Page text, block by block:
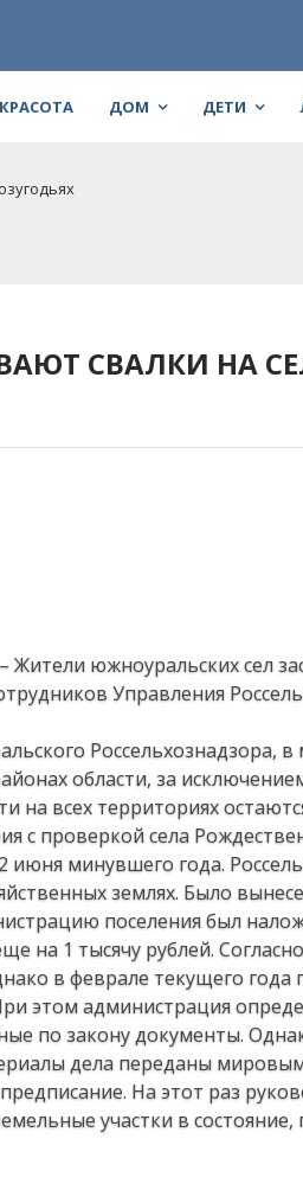
КРАСОТА ДОМ ДЕТИ
СВАЛКИ НА
Жители южноуральских сел
Управления
Россельхознадзора,
области, за
на всех территориях
с проверкой села
минувшего года.
землях. Было
поселения был
на 1 тысячу рублей.
в феврале текущего
этом администрация
по закону документы.
дела переданы
На этот раз
участки в состояние,